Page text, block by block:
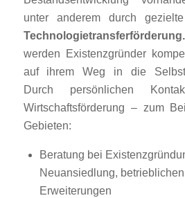
unter anderem durch
Technologietransferförderung.
werden Existenzgründer
auf ihrem Weg in die
Durch persönlichen
Wirtschaftsförderung – zum
Gebieten:
Beratung bei
Neuansiedlung,
Erweiterungen